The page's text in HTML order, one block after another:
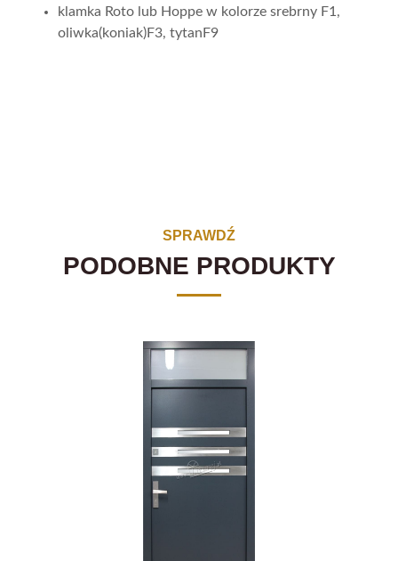
klamka Roto lub Hoppe w kolorze srebrny F1,
oliwka(koniak)F3, tytanF9
SPRAWDŹ
PODOBNE PRODUKTY